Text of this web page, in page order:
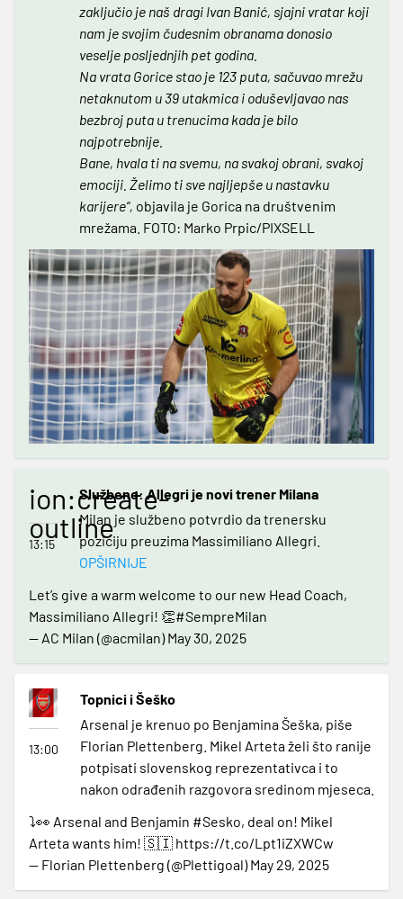
zaključio je naš dragi Ivan Banić, sjajni vratar koji
nam je svojim čudesnim obranama donosio
veselje posljednjih pet godina.
Na vrata Gorice stao je 123 puta, sačuvao mrežu
netaknutom u 39 utakmica i oduševljavao nas
bezbroj puta u trenucima kada je bilo
najpotrebnije.
Bane, hvala ti na svemu, na svakoj obrani, svakoj
emociji. Želimo ti sve najljepše u nastavku
karijere“, objavila je Gorica na društvenim
mrežama. FOTO: Marko Prpic/PIXSELL
ion:create-
outline
13:15
Službeno: Allegri je novi trener Milana
Milan je službeno potvrdio da trenersku
poziciju preuzima Massimiliano Allegri.
OPŠIRNIJE
Let’s give a warm welcome to our new Head Coach,
Massimiliano Allegri! 👏#SempreMilan
— AC Milan (@acmilan)May 30, 2025
13:00
Topnici i Šeško
Arsenal je krenuo po Benjamina Šeška, piše
Florian Plettenberg. Mikel Arteta želi što ranije
potpisati slovenskog reprezentativca i to
nakon odrađenih razgovora sredinom mjeseca.
⤵️👀 Arsenal and Benjamin #Sesko, deal on! Mikel
Arteta wants him! 🇸🇮 https://t.co/Lpt1iZXWCw
— Florian Plettenberg (@Plettigoal)May 29, 2025